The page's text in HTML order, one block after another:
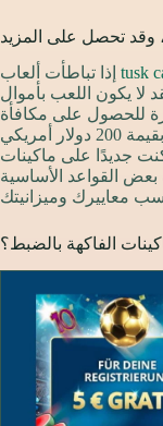
وقد تحصل على المزيد
لا يكون اللعب بأموال
ممتعًا. انتظر أكثر من 150 دورة للحصول على مكافأة
واحدة، وأعلم أن اللعبة تتطلب إيداعًا بقيمة 200 دولار أمريكي
كنت جديدًا على ماكينات
بعض القواعد الأساسية
الفاكهة بالضبط؟